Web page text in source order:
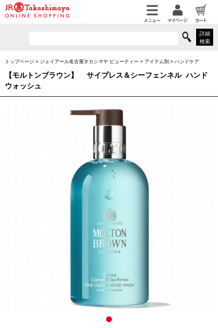
詳細
検索
トップページ > ジェイアール名古屋タカシマヤ ビューティー > アイテム別 > ハンドケア
【モルトンブラウン】 サイプレス＆シーフェンネル ハンド
ウォッシュ